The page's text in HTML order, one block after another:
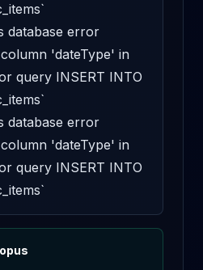
database error
'dateType' in
query INSERT INTO
database error
'dateType' in
query INSERT INTO